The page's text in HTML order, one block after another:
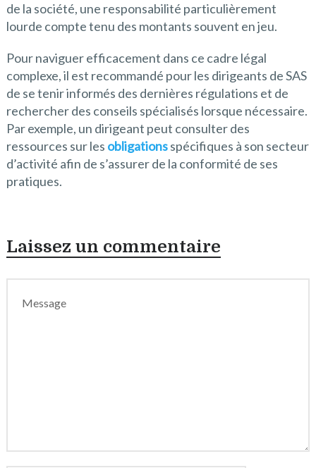
de la société, une responsabilité particulièrement
lourde compte tenu des montants souvent en jeu.
Pour naviguer efficacement dans ce cadre légal
complexe, il est recommandé pour les dirigeants de SAS
de se tenir informés des dernières régulations et de
rechercher des conseils spécialisés lorsque nécessaire.
Par exemple, un dirigeant peut consulter des
ressources sur les obligationsspécifiques à son secteur
d’activité afin de s’assurer de la conformité de ses
pratiques.
Laissez un commentaire